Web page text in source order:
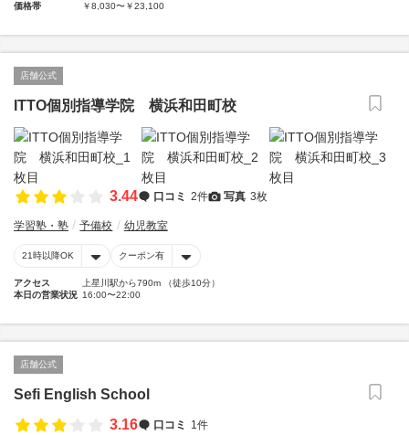
価格帯
￥8,030〜￥23,100
店舗公式
ITTO個別指導学院 横浜和田町校
3.44 口コミ 2件 写真 3枚
学習塾・塾 予備校 幼児教室
21時以降OK クーポン有
アクセス
上星川駅から790m （徒歩10分）
本日の営業状況 16:00〜22:00
店舗公式
Sefi English School
3.16
口コミ 1件